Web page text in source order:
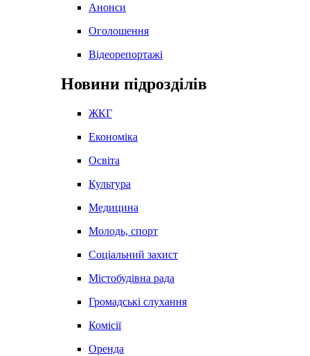
Анонси
Оголошення
Відеорепортажі
Новини підрозділів
ЖКГ
Економіка
Освіта
Культура
Медицина
Молодь, спорт
Соціальний захист
Містобудівна рада
Громадські слухання
Комісії
Оренда